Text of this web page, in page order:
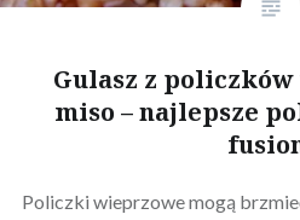
Gulasz z
miso – najlepsze
Policzki wieprzowe mogą